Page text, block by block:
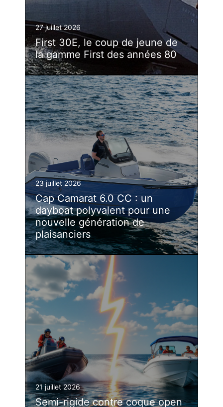
27 juillet 2026
First 30E, le coup de jeune de
la gamme First des années 80
23 juillet 2026
Cap Camarat 6.0 CC : un
dayboat polyvalent pour une
nouvelle génération de
plaisanciers
21 juillet 2026
Semi-rigide contre coque open